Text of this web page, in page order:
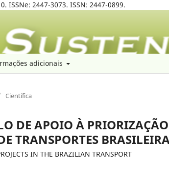
ISSNe: 2447-3073. ISSN: 2447-0899.
adicionais
Científica
DE APOIO À PRIORIZAÇÃO
TRANSPORTES
IN THE BRAZILIAN TRANSPORT